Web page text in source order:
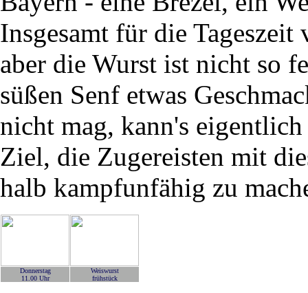
Insgesamt für die
aber die Wurst ist nicht so
süßen Senf etwas
nicht mag, kann's
Ziel, die Zugereisten mit
halb kampfunfähig zu
Donnerstag
11.00 Uhr
Weiswurst
frühstück